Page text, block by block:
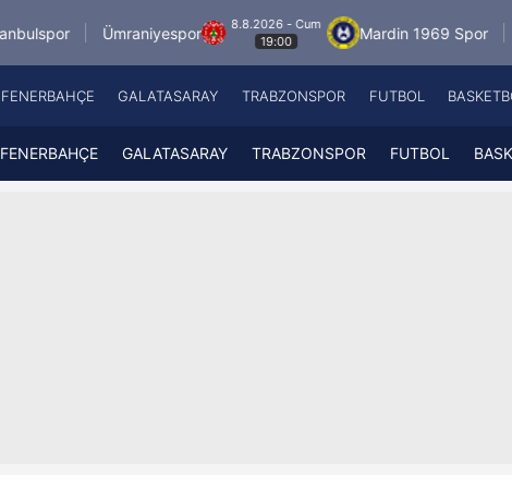
Ümraniyespor
8.8.2026 - Cum
19:00
Mardin 1969 Spor Özbelsan
Fenerbahçe
Galatasaray
A
FENERBAHÇE GALATASARAY TRABZONSPOR FUTBOL
FENERBAHÇE GALATASARAY TRABZONSPOR FUTBOL